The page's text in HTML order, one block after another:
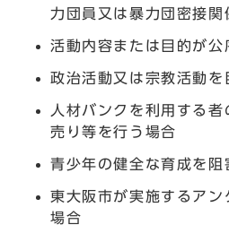
力団員又は暴力団密接関
活動内容または目的が公
政治活動又は宗教活動を
人材バンクを利用する
売り等を行う場合
青少年の健全な育成を阻
東大阪市が実施するアン
場合